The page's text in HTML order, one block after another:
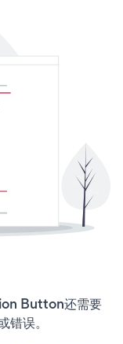
Button还需要
误。